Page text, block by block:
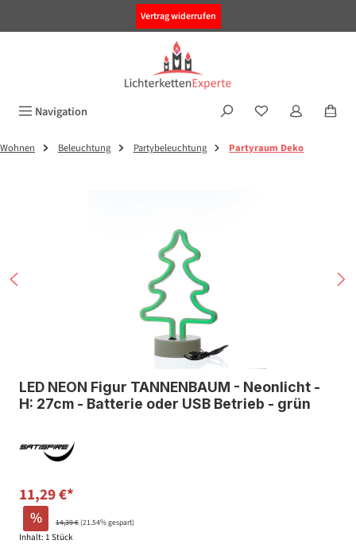
Vertrag widerrufen
Navigation
Wohnen Beleuchtung Partybeleuchtung Partyraum Deko
LED NEON Figur TANNENBAUM - Neonlicht -
H: 27cm - Batterie oder USB Betrieb - grün
11,29 €*
% 14,39 €(21.54% gespart)
Inhalt: 1 Stück